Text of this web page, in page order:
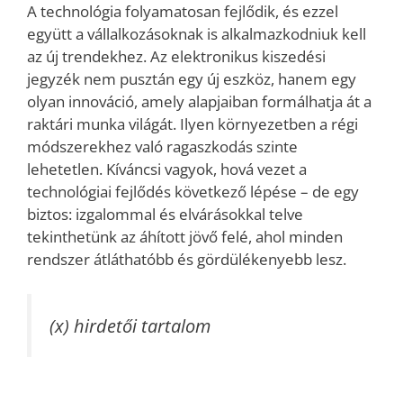
A technológia folyamatosan fejlődik, és ezzel
együtt a vállalkozásoknak is alkalmazkodniuk kell
az új trendekhez. Az elektronikus kiszedési
jegyzék nem pusztán egy új eszköz, hanem egy
olyan innováció, amely alapjaiban formálhatja át a
raktári munka világát. Ilyen környezetben a régi
módszerekhez való ragaszkodás szinte
lehetetlen. Kíváncsi vagyok, hová vezet a
technológiai fejlődés következő lépése – de egy
biztos: izgalommal és elvárásokkal telve
tekinthetünk az áhított jövő felé, ahol minden
rendszer átláthatóbb és gördülékenyebb lesz.
(x) hirdetői tartalom